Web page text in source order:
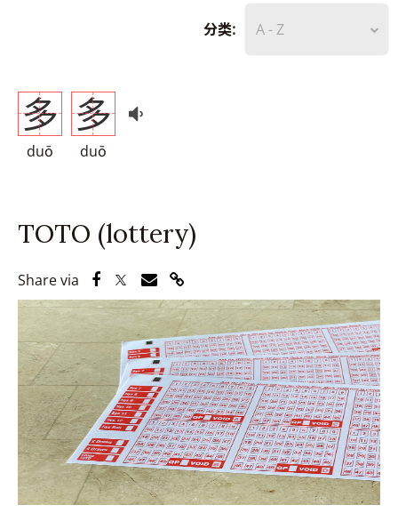
分类: A - Z
多
duō
多
duō
TOTO (lottery)
Share via Share via Facebook
Share via Twitter
Share via Email
Share via Link